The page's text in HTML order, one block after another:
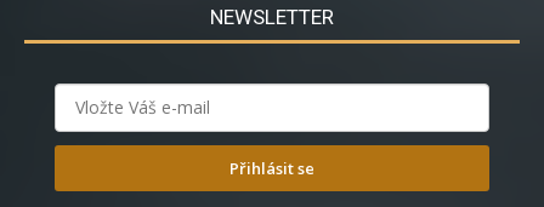
NEWSLETTER
Přihlásit se